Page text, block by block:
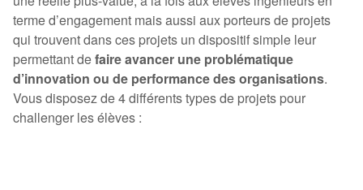
terme d’engagement mais aussi aux porteurs de projets
qui trouvent dans ces projets un dispositif simple leur
permettant defaire avancer une problématique
d’innovation ou de performance des organisations.
Vous disposez de 4 différents types de projets pour
challenger les élèves :